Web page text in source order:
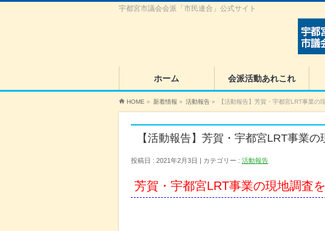
宇都宮市議会会派「市民連合」公式サイト
ホーム 会派活動あれこれ
HOME » 新着情報 » 活動報告 » 【活動報告】芳賀・宇都宮LRT事業の
【活動報告】芳賀・宇都宮LRT事業
投稿日 : 2021年2月3日 カテゴリー : 活動報告
芳賀・宇都宮LRT事業の現地調査